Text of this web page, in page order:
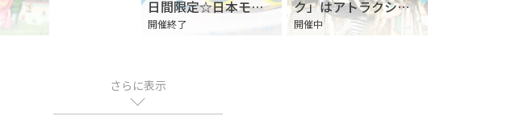
愛知 |
日間限定☆日本モン
キーパークの『ウォ
開催終了
ク」はアトラクショ
ンの種類が豊富！夏
にはプールも！
開催中
さらに表示